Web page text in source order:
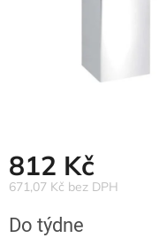
812 Kč
671,07 Kč bez DPH
cena:
Do týdne